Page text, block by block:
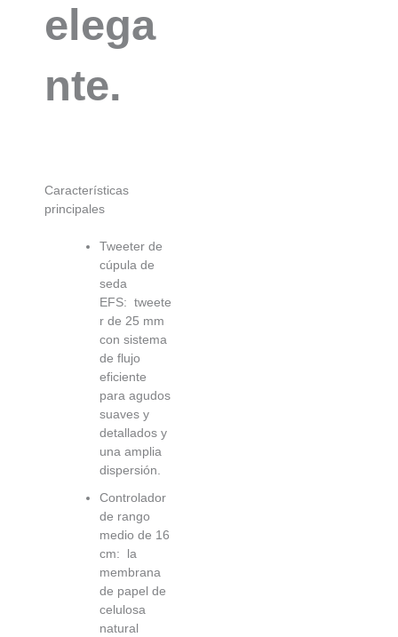
elega
nte.
Características
principales
Tweeter de
cúpula de
seda
EFS: tweete
r de 25 mm
con sistema
de flujo
eficiente
para agudos
suaves y
detallados y
una amplia
dispersión.
Controlador
de rango
medio de 16
cm: la
membrana
de papel de
celulosa
natural